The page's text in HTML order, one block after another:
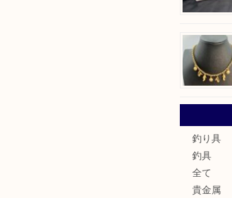
釣り具
釣具
全て
貴金属